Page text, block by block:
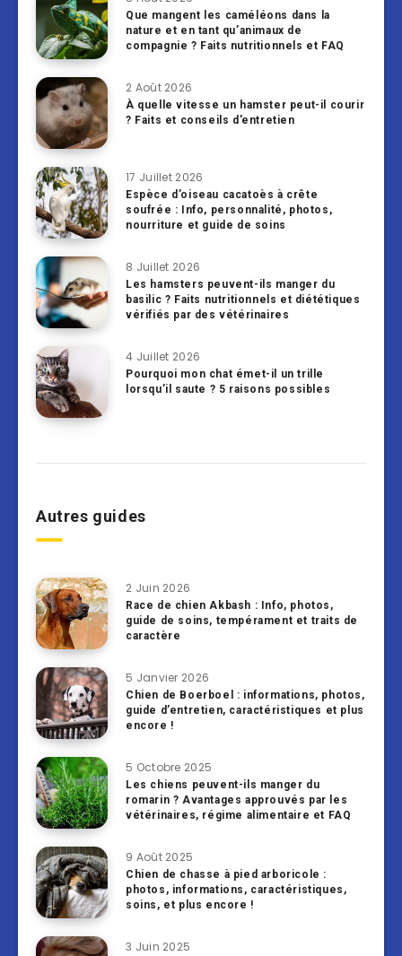
Que mangent les caméléons dans la
nature et en tant qu’animaux de
compagnie ? Faits nutritionnels et FAQ
2 Août 2026
À quelle vitesse un hamster peut-il courir
? Faits et conseils d’entretien
17 Juillet 2026
Espèce d’oiseau cacatoès à crête
soufrée : Info, personnalité, photos,
nourriture et guide de soins
8 Juillet 2026
Les hamsters peuvent-ils manger du
basilic ? Faits nutritionnels et diététiques
vérifiés par des vétérinaires
4 Juillet 2026
Pourquoi mon chat émet-il un trille
lorsqu’il saute ? 5 raisons possibles
Autres guides
2 Juin 2026
Race de chien Akbash : Info, photos,
guide de soins, tempérament et traits de
caractère
5 Janvier 2026
Chien de Boerboel : informations, photos,
guide d’entretien, caractéristiques et plus
encore !
5 Octobre 2025
Les chiens peuvent-ils manger du
romarin ? Avantages approuvés par les
vétérinaires, régime alimentaire et FAQ
9 Août 2025
Chien de chasse à pied arboricole :
photos, informations, caractéristiques,
soins, et plus encore !
3 Juin 2025